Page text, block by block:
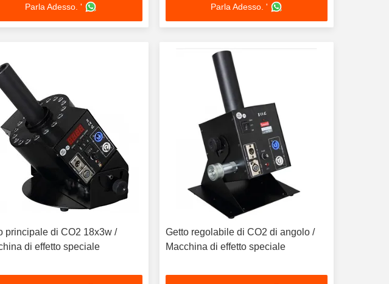
Parla Adesso. ' Parla Adesso. '
principale di CO2 18x3w /
di effetto speciale
Getto regolabile di CO2 di angolo /
Macchina di effetto speciale